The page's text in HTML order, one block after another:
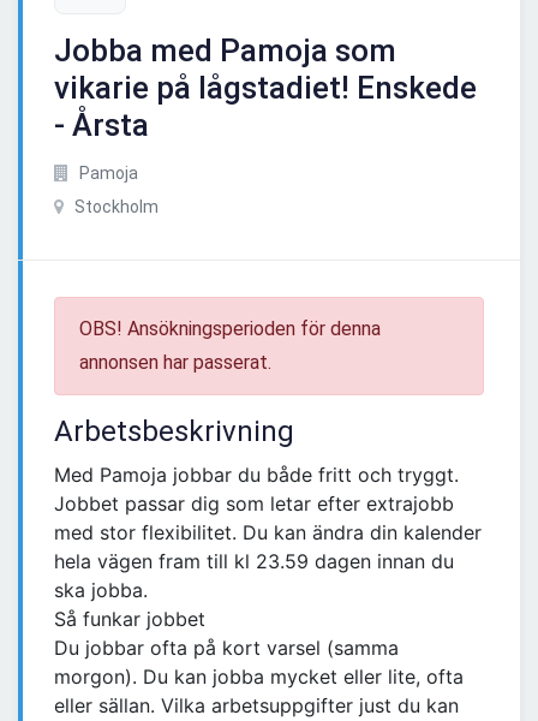
Jobba med Pamoja som
vikarie på lågstadiet! Enskede
- Årsta
Pamoja
Stockholm
OBS! Ansökningsperioden för denna
annonsen har passerat.
Arbetsbeskrivning
Med Pamoja jobbar du både fritt och tryggt.
Jobbet passar dig som letar efter extrajobb
med stor flexibilitet. Du kan ändra din kalender
hela vägen fram till kl 23.59 dagen innan du
ska jobba.
Så funkar jobbet
Du jobbar ofta på kort varsel (samma
morgon). Du kan jobba mycket eller lite, ofta
eller sällan. Vilka arbetsuppgifter just du kan